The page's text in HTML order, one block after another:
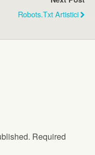
Robots.txt Artistici
Required